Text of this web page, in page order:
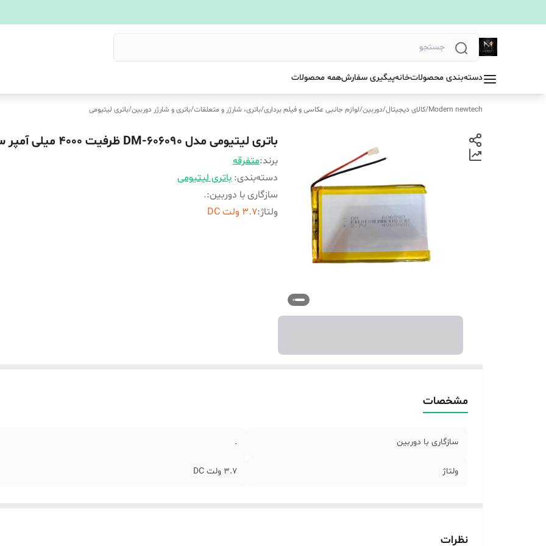
دسته‌بندی محصولاتخانهپیگیری سفارشهمه محصولات
Modern newtech
/کالای دیجیتال/دوربین/لوازم جانبی عکاسی و فیلم برداری/باتری، شارژر و متعلقات/باتری و شارژر دوربین/باتری لیتیومی
باتری لیتیومی مدل DM-606090 ظرفیت 4000 میلی آمپر ساعت
برند:متفرقه
دسته‌بندی: باتری لیتیومی
سازگاری با دوربین:
.
ولتاژ:3.7 ولت DC
مشخصات
سازگاری با دوربین .
ولتاژ 3.7 ولت DC
نظرات